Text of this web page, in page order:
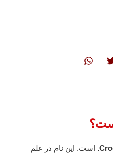
است. این نام در علم